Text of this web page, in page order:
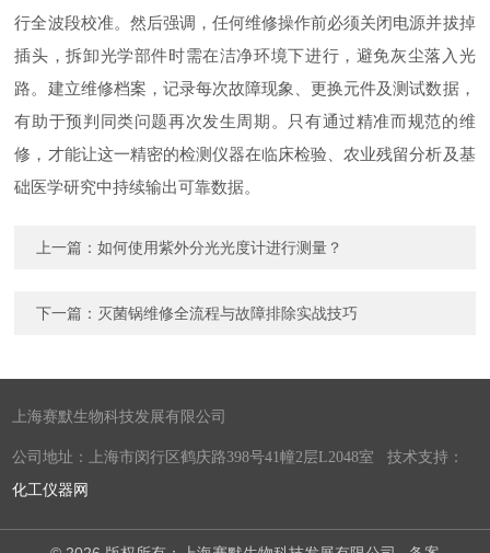
行全波段校准。然后强调，任何维修操作前必须关闭电源并拔掉
插头，拆卸光学部件时需在洁净环境下进行，避免灰尘落入光
路。建立维修档案，记录每次故障现象、更换元件及测试数据，
有助于预判同类问题再次发生周期。只有通过精准而规范的维
修，才能让这一精密的检测仪器在临床检验、农业残留分析及基
础医学研究中持续输出可靠数据。
上一篇：如何使用紫外分光光度计进行测量？
下一篇： 灭菌锅维修全流程与故障排除实战技巧
上海赛默生物科技发展有限公司
公司地址：上海市闵行区鹤庆路398号41幢2层L2048室 技术支持：
化工仪器网